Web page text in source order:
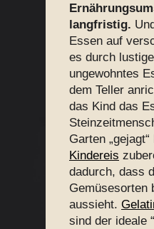
langfristig.
Essen auf
es durch
ungewohntes
dem Teller
das Kind das
Garten
Kindereis
dadurch, dass
Gemüsesorten
aussieht.
sind der ideale